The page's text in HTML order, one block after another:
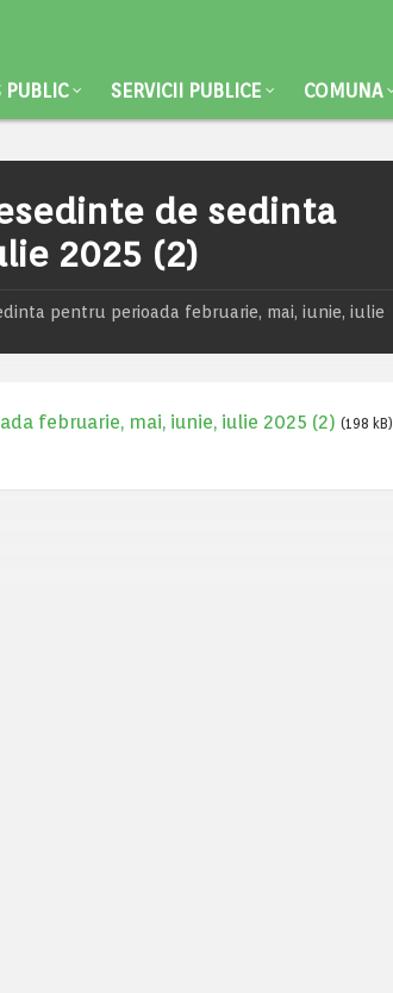
PUBLIC SERVICII PUBLICE COMUNA
de sedinta
2025 (2)
pentru perioada februarie, mai, iunie, iulie
februarie, mai, iunie, iulie 2025 (2) (198 kB)